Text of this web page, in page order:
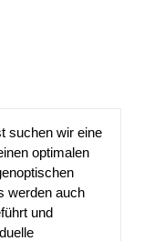
suchen wir eine
optimalen
werden auch
und